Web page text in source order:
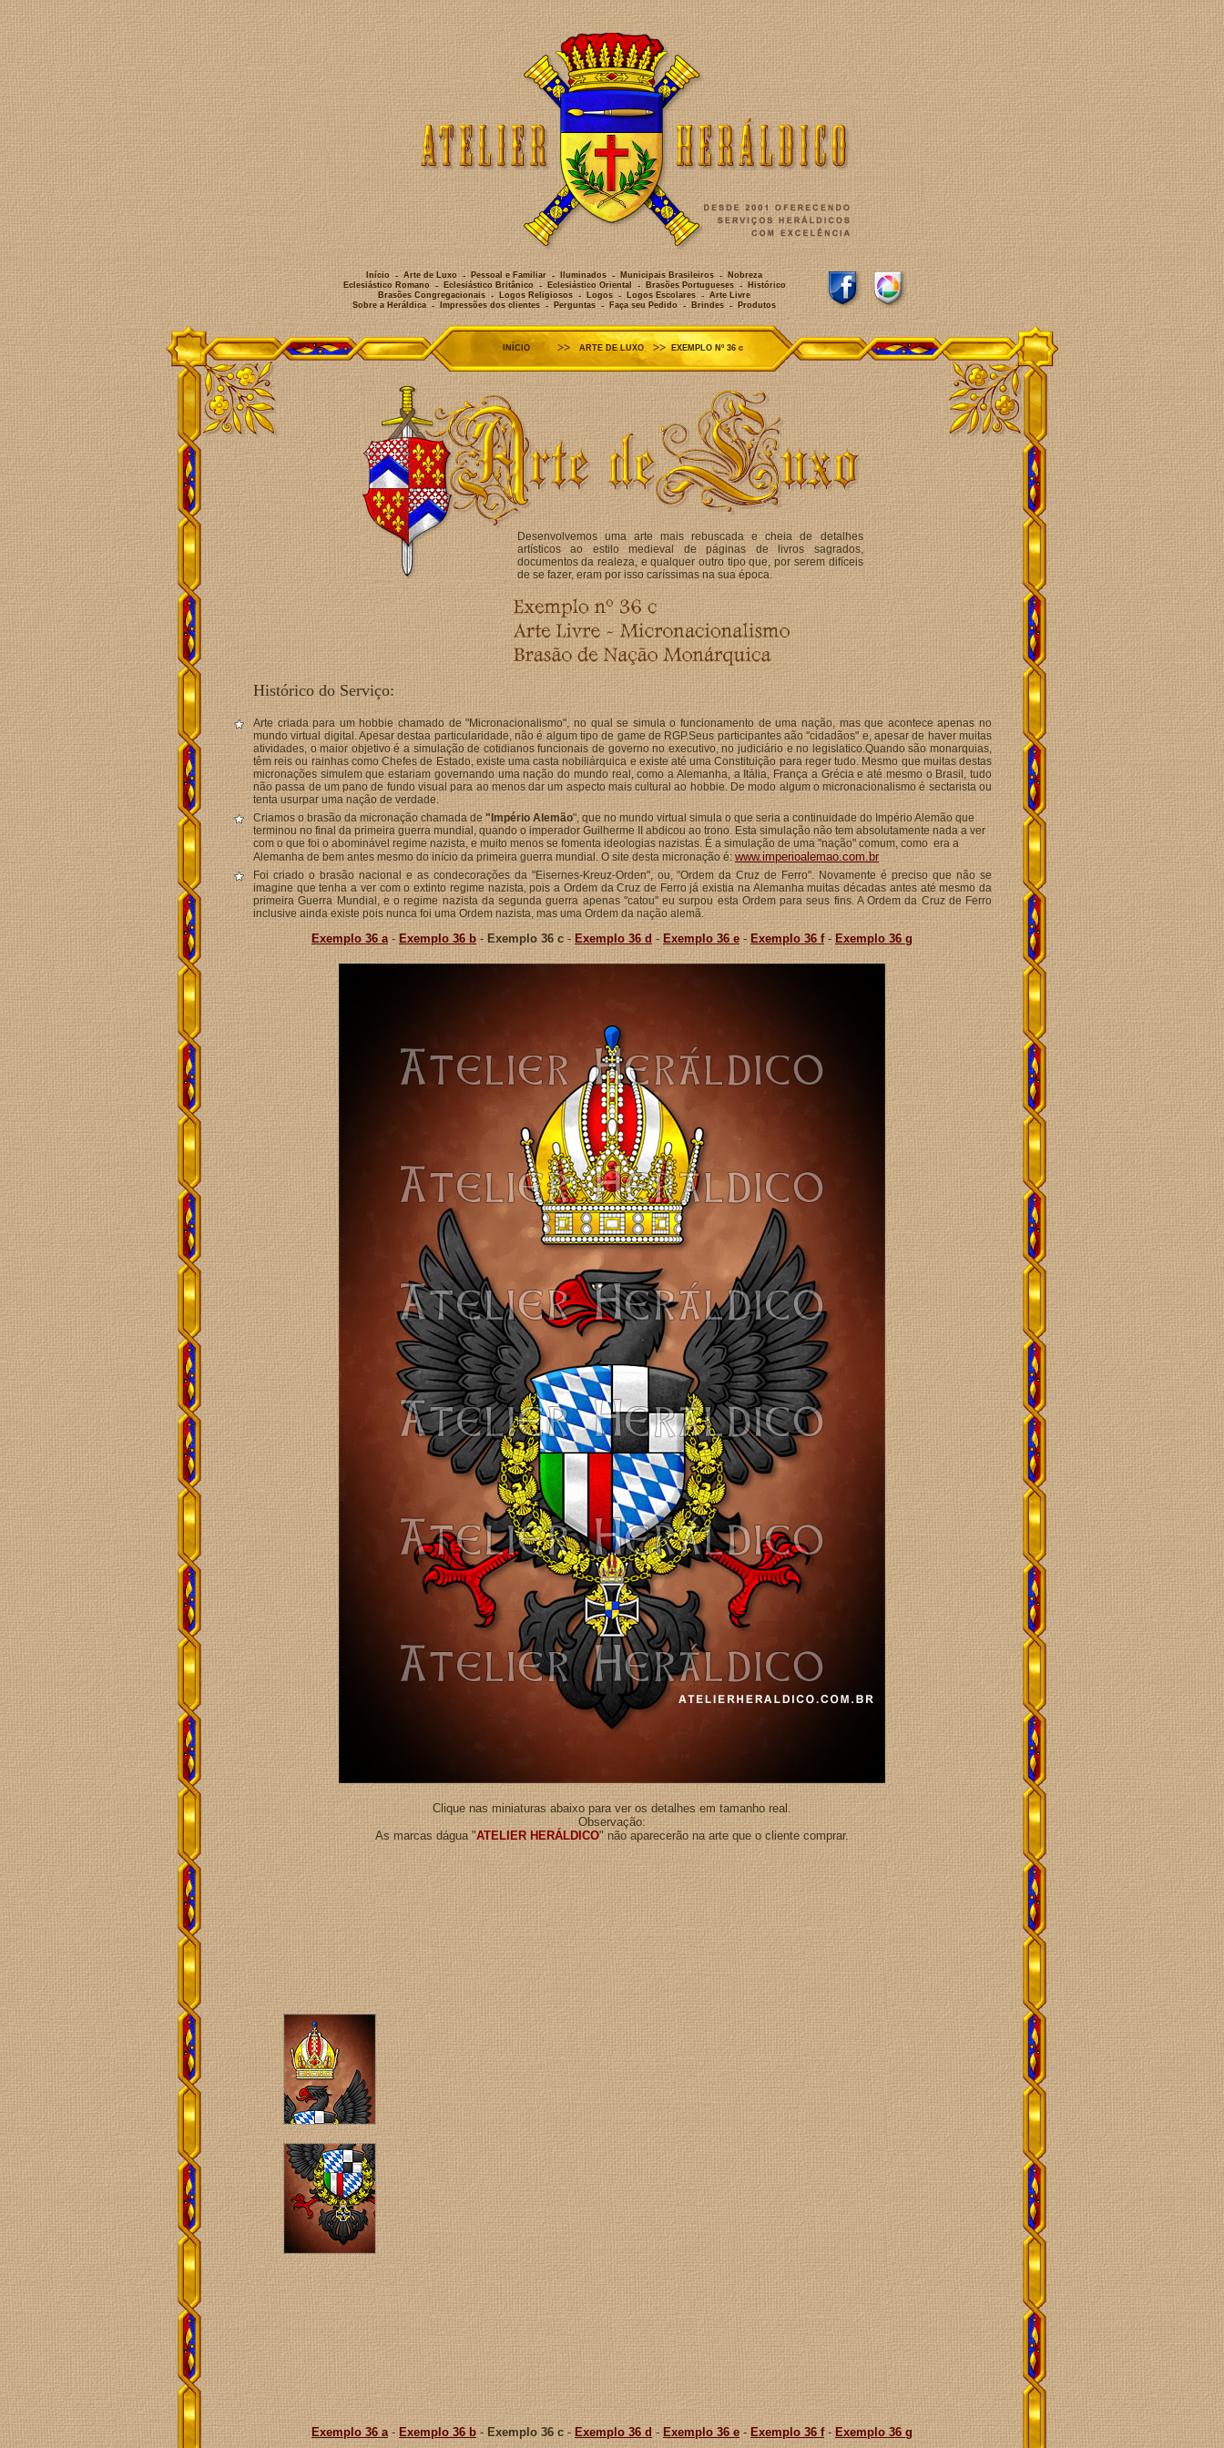
Atelier Heráldico
INÍCIO >> ARTE DE LUXO >> EXEMPLO Nº 36 c
Desenvolvemos uma arte mais rebuscada e cheia de detalhes
artísticos ao estilo medieval de páginas de livros sagrados,
documentos da realeza, e qualquer outro tipo que, por serem difíceis
de se fazer, eram por isso caríssimas na sua época.
Histórico do Serviço:
Arte criada para um hobbie chamado de "Micronacionalismo", no qual se simula o funcionamento de uma nação, mas que acontece apenas no
mundo virtual digital. Apesar destaa particularidade, não é algum tipo de game de RGP.Seus participantes aão "cidadãos" e, apesar de haver muitas
atividades, o maior objetivo é a simulação de cotidianos funcionais de governo no executivo, no judiciário e no legislatico.Quando são monarquias,
têm reis ou rainhas como Chefes de Estado, existe uma casta nobiliárquica e existe até uma Constituição para reger tudo. Mesmo que muitas destas
micronações simulem que estariam governando uma nação do mundo real, como a Alemanha, a Itália, França a Grécia e até mesmo o Brasil, tudo
não passa de um pano de fundo visual para ao menos dar um aspecto mais cultural ao hobbie. De modo algum o micronacionalismo é sectarista ou
tenta usurpar uma nação de verdade.
Criamos o brasão da micronação chamada de "Império Alemão", que no mundo virtual simula o que seria a continuidade do Império Alemão que
terminou no final da primeira guerra mundial, quando o imperador Guilherme II abdicou ao trono. Esta simulação não tem absolutamente nada a ver
com o que foi o abominável regime nazista, e muito menos se fomenta ideologias nazistas. É a simulação de uma "nação" comum, como era a
Alemanha de bem antes mesmo do início da primeira guerra mundial. O site desta micronação é: www.imperioalemao.com.br
Foi criado o brasão nacional e as condecorações da "Eisernes-Kreuz-Orden", ou, "Ordem da Cruz de Ferro". Novamente é preciso que não se
imagine que tenha a ver com o extinto regime nazista, pois a Ordem da Cruz de Ferro já existia na Alemanha muitas décadas antes até mesmo da
primeira Guerra Mundial, e o regime nazista da segunda guerra apenas "catou" eu surpou esta Ordem para seus fins. A Ordem da Cruz de Ferro
inclusive ainda existe pois nunca foi uma Ordem nazista, mas uma Ordem da nação alemã.
Exemplo 36 a- Exemplo 36 b - Exemplo 36 c - Exemplo 36 d - Exemplo 36 e - Exemplo 36 f-Exemplo 36 g
Clique nas miniaturas abaixo para ver os detalhes em tamanho real.
Observação:
As marcas dágua "ATELIER HERÁLDICO" não aparecerão na arte que o cliente comprar.
Exemplo 36 a- Exemplo 36 b- Exemplo 36 c - Exemplo 36 d- Exemplo 36 e- Exemplo 36 f-Exemplo 36 g